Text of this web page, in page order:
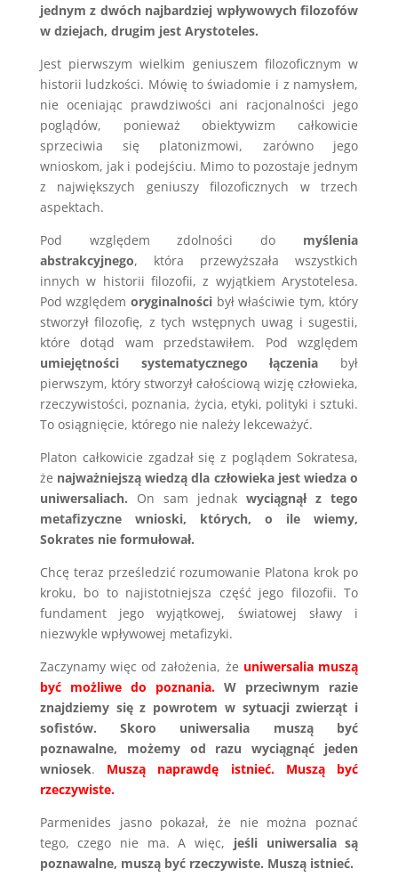
jednym z dwóch najbardziej wpływowych filozofów
w dziejach, drugim jest Arystoteles.
Jest pierwszym wielkim geniuszem filozoficznym w
historii ludzkości. Mówię to świadomie i z namysłem,
nie oceniając prawdziwości ani racjonalności jego
poglądów, ponieważ obiektywizm całkowicie
sprzeciwia się platonizmowi, zarówno jego
wnioskom, jak i podejściu. Mimo to pozostaje jednym
z największych geniuszy filozoficznych w trzech
aspektach.
Pod względem zdolności do myślenia
abstrakcyjnego, która przewyższała wszystkich
innych w historii filozofii, z wyjątkiem Arystotelesa.
Pod względem oryginalnościbył właściwie tym, który
stworzył filozofię, z tych wstępnych uwag i sugestii,
które dotąd wam przedstawiłem. Pod względem
umiejętności systematycznego łączenia był
pierwszym, który stworzył całościową wizję człowieka,
rzeczywistości, poznania, życia, etyki, polityki i sztuki.
To osiągnięcie, którego nie należy lekceważyć.
Platon całkowicie zgadzał się z poglądem Sokratesa,
że najważniejszą wiedzą dla człowieka jest wiedza o
uniwersaliach. On sam jednakwyciągnął z tego
metafizyczne wnioski, których, o ile wiemy,
Sokrates nie formułował.
Chcę teraz prześledzić rozumowanie Platona krok po
kroku, bo to najistotniejsza część jego filozofii. To
fundament jego wyjątkowej, światowej sławy i
niezwykle wpływowej metafizyki.
Zaczynamy więc od założenia, że uniwersalia muszą
być możliwe do poznania. W przeciwnym razie
znajdziemy się z powrotem w sytuacji zwierząt i
sofistów. Skoro uniwersalia muszą być
poznawalne, możemy od razu wyciągnąć jeden
wniosek. Muszą naprawdę istnieć. Muszą być
rzeczywiste.
Parmenides jasno pokazał, że nie można poznać
tego, czego nie ma. A więc, jeśli uniwersalia są
poznawalne, muszą być rzeczywiste. Muszą istnieć.